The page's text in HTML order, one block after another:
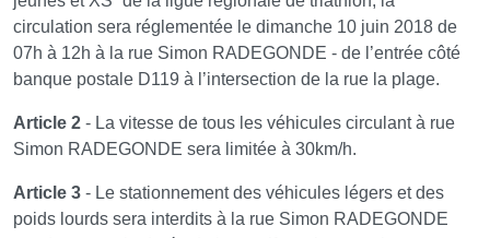
circulation sera réglementée le dimanche 10 juin 2018 de
07h à 12h à la rue Simon RADEGONDE - de l’entrée côté
banque postale D119 à l’intersection de la rue la plage.
Article 2 - La vitesse de tous les véhicules circulant à rue
Simon RADEGONDE sera limitée à 30km/h.
Article 3 - Le stationnement des véhicules légers et des
poids lourds sera interdits à la rue Simon RADEGONDE